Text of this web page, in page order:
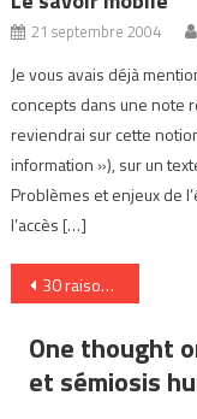
21 septembre 2004
Je vous avais déjà
concepts dans une note
reviendrai sur cette
information »), sur un
Problèmes et enjeux de
l’accès […]
Navigation
de
l’article
30 raisons d’intégrer les cybercarnet en salle de classe
One thought
et sémiosis